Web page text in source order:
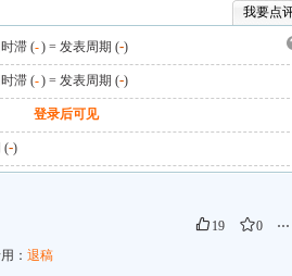
我要点
滞 (-) = 发表周期 (-)
滞 (-) = 发表周期 (-)
登录后可见
(-)
19
0
⋯
： 退稿